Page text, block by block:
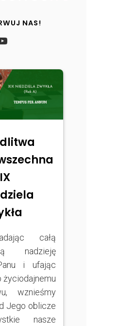
NAS!
całą
nadzieję
i ufając
życiodajnemu
wznieśmy
Jego oblicze
nasze